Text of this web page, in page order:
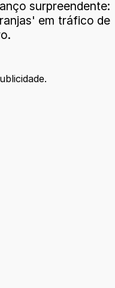
surpreendente:
em tráfico de